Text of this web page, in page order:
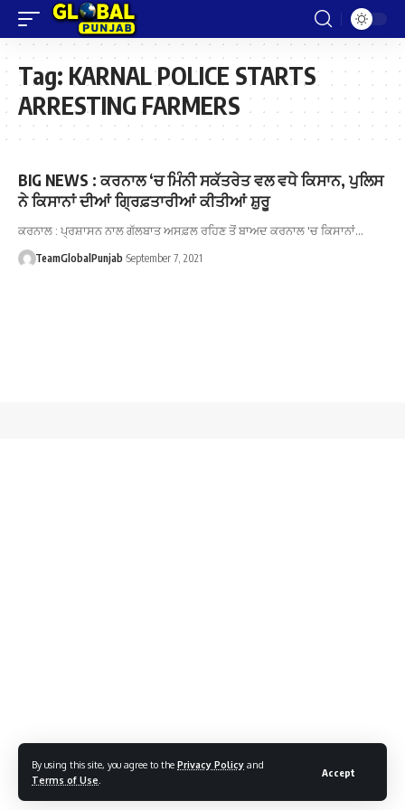
By using this site, you agree to the Privacy Policy and
Terms of Use
Accept
Tag: KARNAL POLICE STARTS
ARRESTING FARMERS
BIG NEWS : ਕਰਨਾਲ ‘ਚ ਮਿੰਨੀ ਸਕੱਤਰੇਤ ਵਲ ਵਧੇ ਕਿਸਾਨ, ਪੁਲਿਸ
ਨੇ ਕਿਸਾਨਾਂ ਦੀਆਂ ਗ੍ਰਿਫ਼ਤਾਰੀਆਂ ਕੀਤੀਆਂ ਸ਼ੁਰੂ
ਕਰਨਾਲ : ਪ੍ਰਸ਼ਾਸਨ ਨਾਲ ਗੱਲਬਾਤ ਅਸਫ਼ਲ ਰਹਿਣ ਤੋਂ ਬਾਅਦ ਕਰਨਾਲ 'ਚ ਕਿਸਾਨਾਂ…
TeamGlobalPunjab September 7, 2021